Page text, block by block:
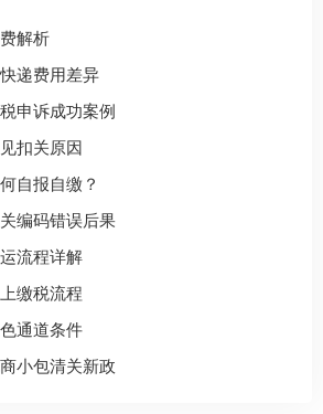
解析
递费用差异
申诉成功案例
扣关原因
自报自缴？
编码错误后果
流程详解
缴税流程
通道条件
小包清关新政